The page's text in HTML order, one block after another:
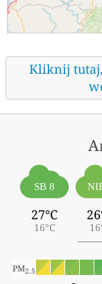
Kliknij
SB 8
27°C
16°C
PM2.5